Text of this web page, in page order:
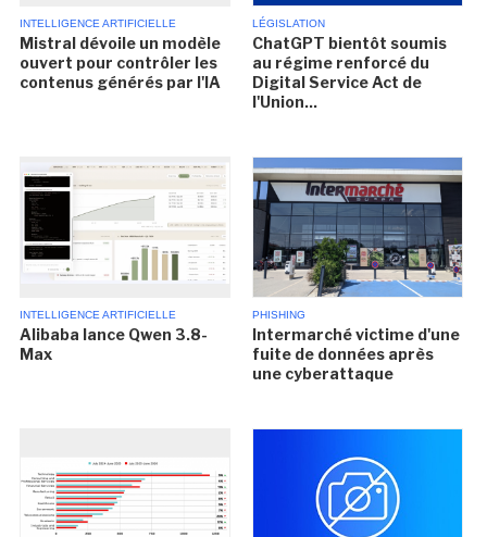
INTELLIGENCE ARTIFICIELLE
Mistral dévoile un modèle
ouvert pour contrôler les
contenus générés par l'IA
LÉGISLATION
ChatGPT bientôt soumis
au régime renforcé du
Digital Service Act de
l'Union...
INTELLIGENCE ARTIFICIELLE
Alibaba lance Qwen 3.8-
Max
PHISHING
Intermarché victime d'une
fuite de données après
une cyberattaque